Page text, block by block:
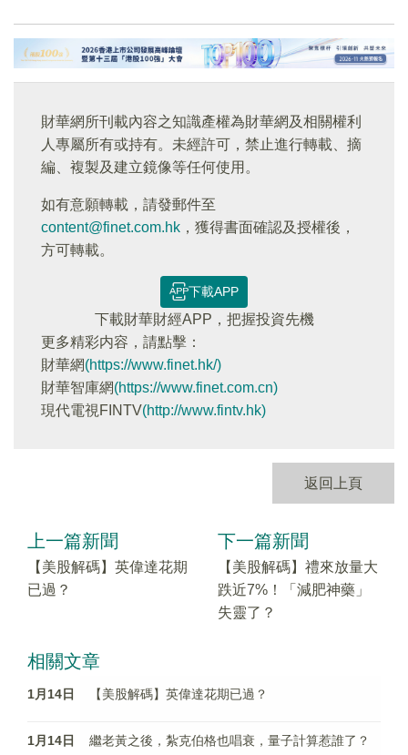
財華網所刊載內容之知識產權為財華網及相關權利
人專屬所有或持有。未經許可，禁止進行轉載、摘
編、複製及建立鏡像等任何使用。
如有意願轉載，請發郵件至
content@finet.com.hk ，獲得書面確認及授權後，
方可轉載。
下載APP
下載財華財經APP，把握投資先機
更多精彩内容，請點擊：
財華網(https://www.finet.hk/)
財華智庫網(https://www.finet.com.cn)
現代電視FINTV(http://www.fintv.hk)
返回上頁
上一篇新聞
【美股解碼】英偉達花期
已過？
下一篇新聞
【美股解碼】禮來放量大
跌近7%！「減肥神藥」
失靈了？
相關文章
1月14日 【美股解碼】英偉達花期已過？
1月14日 繼老黃之後，紮克伯格也唱衰，量子計算惹誰了？